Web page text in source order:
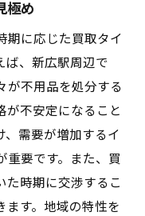
極め
期に応じた買取タイ
ば、新広駅周辺で
が不用品を処分する
が不安定になること
、需要が増加するイ
重要です。また、買
た時期に交渉するこ
ます。地域の特性を